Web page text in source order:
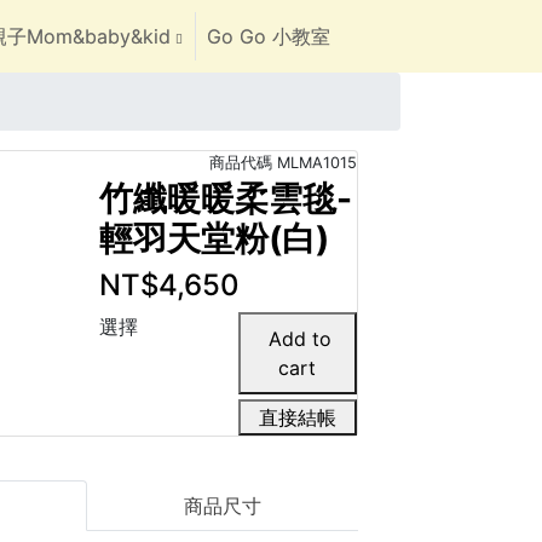
子Mom&baby&kid Go Go 小教室
商品代碼 MLMA1015
竹纖暖暖柔雲毯-
輕羽天堂粉(白)
NT$4,650
選擇
直接結帳
商品尺寸